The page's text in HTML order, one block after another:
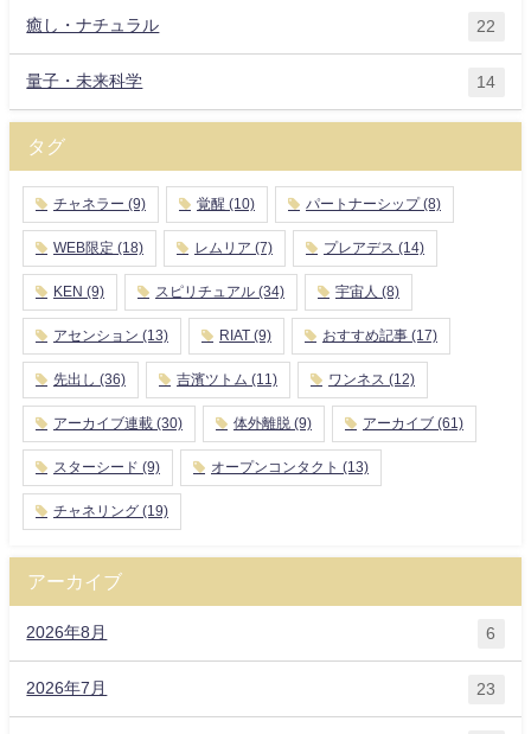
癒し・ナチュラル 22
量子・未来科学 14
タグ
チャネラー (9) 覚醒 (10) パートナーシップ(8)
WEB限定 (18) レムリア (7) プレアデス (14)
KEN (9) スピリチュアル (34) 宇宙人 (8)
アセンション (13) RIAT (9) おすすめ記事 (17)
先出し (36) 吉濱ツトム (11) ワンネス (12)
アーカイブ連載 (30) 体外離脱 (9) アーカイブ (61)
スターシード (9) オープンコンタクト (13)
チャネリング (19)
アーカイブ
2026年8月 6
2026年7月 23